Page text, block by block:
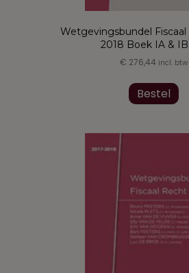
Wetgevingsbundel Fiscaal
2018 Boek IA &
€ 276,44 incl. btw
Bestel